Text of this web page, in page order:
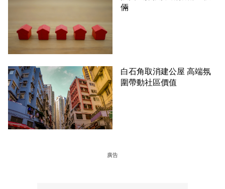
倆
白石角取消建公屋 高端氛
圍帶動社區價值
廣告